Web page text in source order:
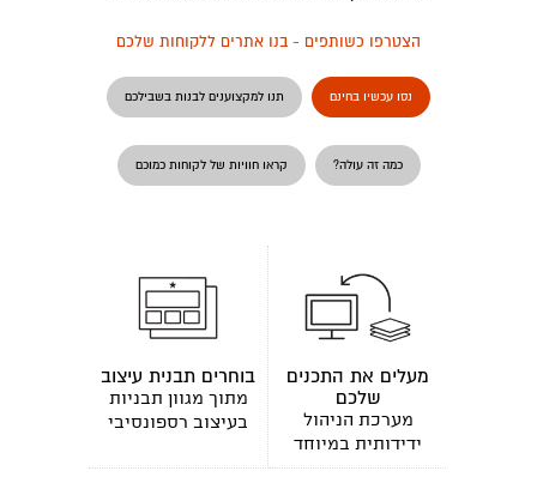
הצטרפו כשותפים - בנו אתרים ללקוחות שלכם
נסו עכשיו בחינם תנו למקצוענים לבנות בשבילכם
כמה זה עולה? קראו חוויות של לקוחות כמוכם
מעלים את התכנים
שלכם
מערכת הניהול
ידידותית במיוחד
בוחרים תבנית עיצוב
מתוך מגוון תבניות
בעיצוב רספונסיבי